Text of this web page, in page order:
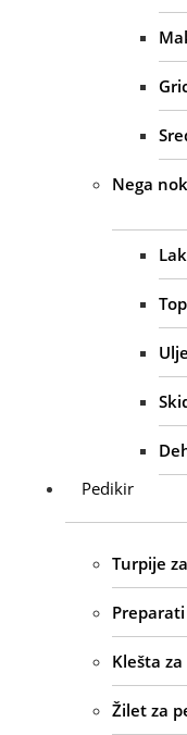
Nega
Pedikir
Turpije
Klešta
Žilet za